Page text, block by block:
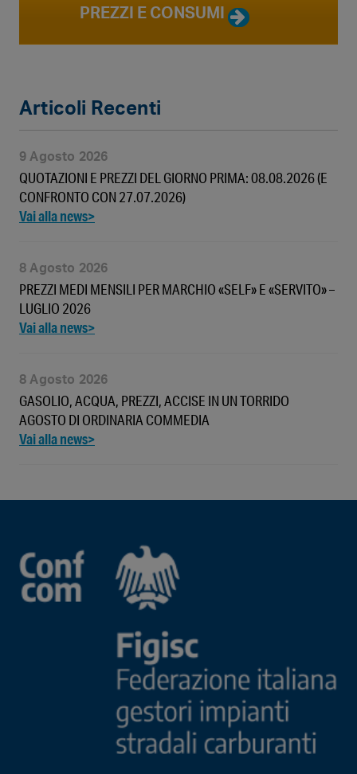
PREZZI E CONSUMI
Articoli Recenti
QUOTAZIONI E PREZZI DEL GIORNO PRIMA: 08.08.2026 (E
CONFRONTO CON 27.07.2026)
9 Agosto 2026
PREZZI MEDI MENSILI PER MARCHIO «SELF» E «SERVITO» –
LUGLIO 2026
8 Agosto 2026
GASOLIO, ACQUA, PREZZI, ACCISE IN UN TORRIDO
AGOSTO DI ORDINARIA COMMEDIA
8 Agosto 2026